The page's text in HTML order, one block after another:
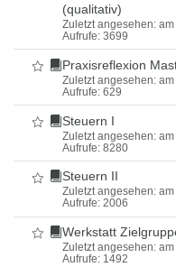
(qualitativ)
Zuletzt angesehen:
Aufrufe: 3699
Als Favorit markieren
Praxisreflexion
Zuletzt angesehen:
Aufrufe: 629
Als Favorit markieren
Steuern I
Zuletzt angesehen:
Aufrufe: 8280
Als Favorit markieren
Steuern II
Zuletzt angesehen:
Aufrufe: 2006
Als Favorit markieren
Werkstatt
Zuletzt angesehen:
Aufrufe: 1492